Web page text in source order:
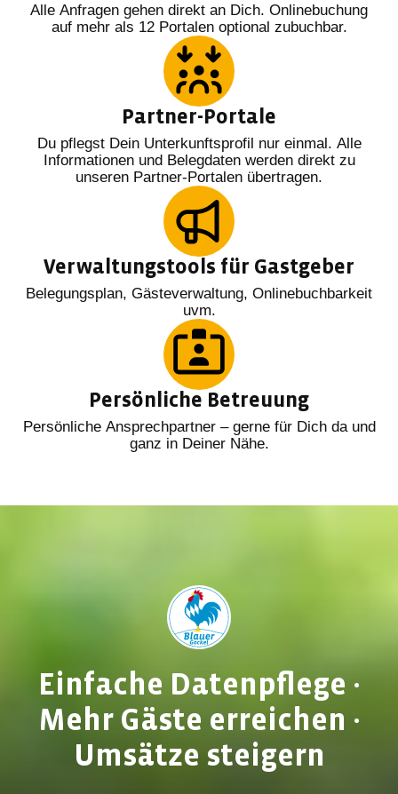
Alle Anfragen gehen direkt an Dich. Onlinebuchung
auf mehr als 12 Portalen optional zubuchbar.
Partner-Portale
Du pflegst Dein Unterkunftsprofil nur einmal. Alle
Informationen und Belegdaten werden direkt zu
unseren Partner-Portalen übertragen.
Verwaltungstools für Gastgeber
Belegungsplan, Gästeverwaltung, Onlinebuchbarkeit
uvm.
Persönliche Betreuung
Persönliche Ansprechpartner – gerne für Dich da und
ganz in Deiner Nähe.
Einfache Datenpflege ·
Mehr Gäste erreichen ·
Umsätze steigern